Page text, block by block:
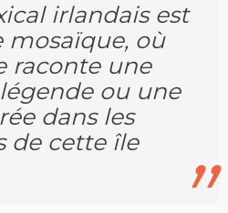
irlandais est
mosaïque, où
raconte une
ou une
dans les
de cette île